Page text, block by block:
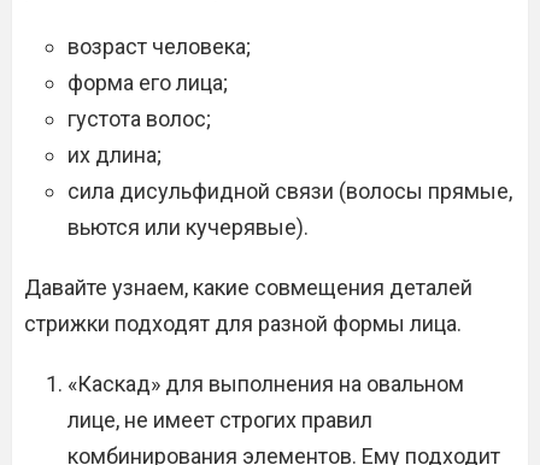
возраст человека;
форма его лица;
густота волос;
их длина;
сила дисульфидной связи (волосы прямые,
вьются или кучерявые).
Давайте узнаем, какие совмещения деталей
стрижки подходят для разной формы лица.
«Каскад» для выполнения на овальном
лице, не имеет строгих правил
комбинирования элементов. Ему подходит